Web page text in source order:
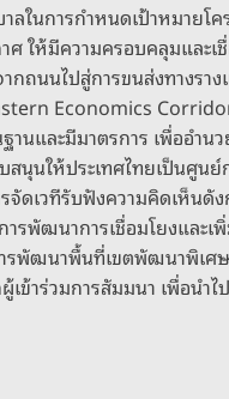
ลในการกำหนดเป้าหมายโ
ให้มีความครอบคลุมและเ
ถนนไปสู่การขนส่งทางราง
Economics
านและมีมาตรการ เพื่ออำน
สนุนให้ประเทศไทยเป็นศูน
ดเวทีรับฟังความคิดเห็นดัง
รพัฒนาการเชื่อมโยงและเ
ารพัฒนาพื้นที่เขตพัฒนาพิเศ
ข้าร่วมการสัมมนา เพื่อนำไ